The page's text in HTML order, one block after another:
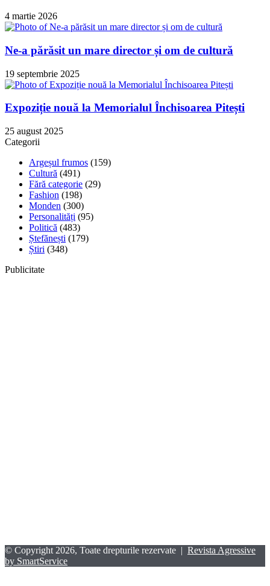
4 martie 2026
Ne-a părăsit un mare director și om de cultură
19 septembrie 2025
Expoziție nouă la Memorialul Închisoarea Pitești
25 august 2025
Categorii
Argeșul frumos (159)
Cultură (491)
Fără categorie (29)
Fashion (198)
Monden (300)
Personalități (95)
Politică (483)
Ștefănești (179)
Știri (348)
Publicitate
© Copyright 2026, Toate drepturile rezervate | Revista Agressive
by SmartService